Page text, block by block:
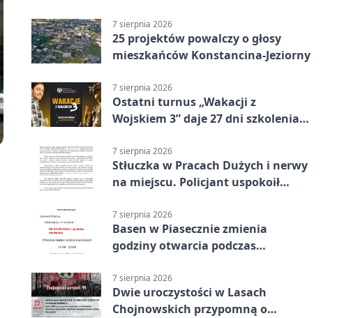
7 sierpnia 2026
25 projektów powalczy o głosy
mieszkańców Konstancina-Jeziorny
7 sierpnia 2026
Ostatni turnus „Wakacji z
Wojskiem 3” daje 27 dni szkolenia i
7 sierpnia 2026
Stłuczka w Pracach Dużych i nerwy
na miejscu. Policjant uspokoił
7 sierpnia 2026
Basen w Piasecznie zmienia
godziny otwarcia podczas
7 sierpnia 2026
Dwie uroczystości w Lasach
Chojnowskich przypomną o